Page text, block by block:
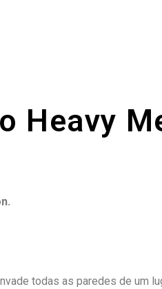
Heavy
todas as paredes de um